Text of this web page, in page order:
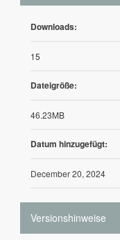
Downloads:
15
Dateigröße:
46.23MB
Datum hinzugefügt:
December 20, 2024
Versionshinweise